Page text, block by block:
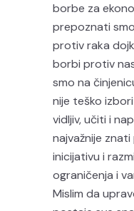
borbe za
prepoznati
protiv raka
borbi protiv
smo na
nije teško
vidljiv, učiti i
najvažnije
inicijativu i
ograničenja i
Mislim da